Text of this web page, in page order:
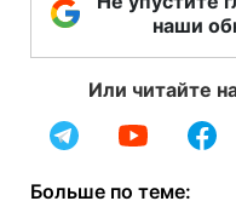
наши
Или читайте
Больше по теме: